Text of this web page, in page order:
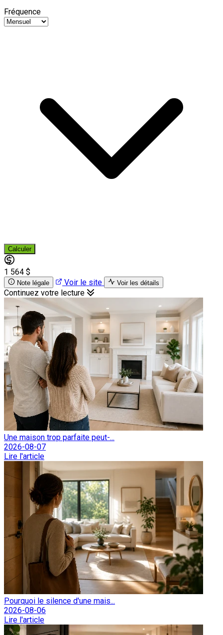
Fréquence
Calculer
1 564 $
Note légale Voir le site Voir les détails
Continuez votre lecture
Une maison trop parfaite peut-...
2026-08-07
Lire l'article
Pourquoi le silence d'une mais...
2026-08-06
Lire l'article